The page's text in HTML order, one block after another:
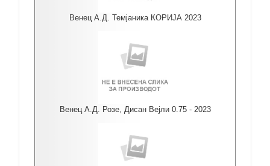
Венец А.Д. Темјаника КОРИЈА 2023
Венец А.Д. Розе, Дисан Вејли 0.75 - 2023